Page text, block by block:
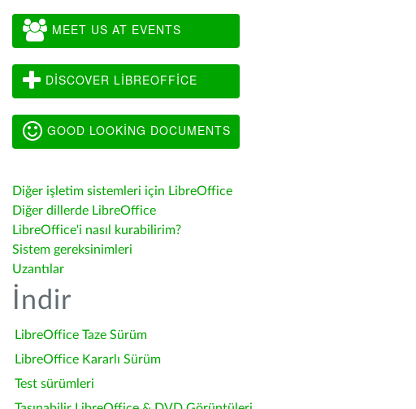
MEET US AT EVENTS
DISCOVER LIBREOFFICE
GOOD LOOKING DOCUMENTS
Diğer işletim sistemleri için LibreOffice
Diğer dillerde LibreOffice
LibreOffice'i nasıl kurabilirim?
Sistem gereksinimleri
Uzantılar
İndir
LibreOffice Taze Sürüm
LibreOffice Kararlı Sürüm
Test sürümleri